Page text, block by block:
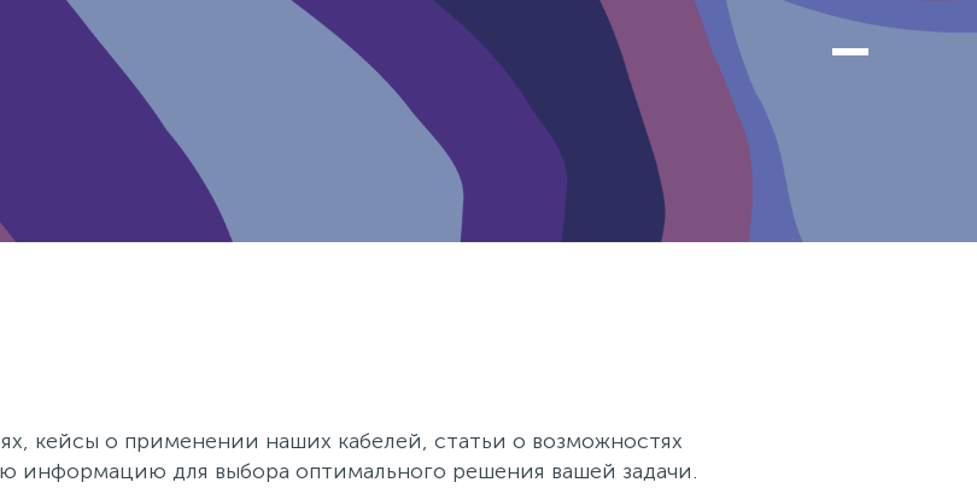
кейсы о применении наших кабелей, статьи о возможностях
информацию для выбора оптимального решения вашей задачи.